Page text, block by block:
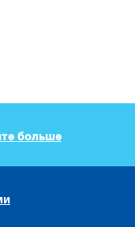
больше